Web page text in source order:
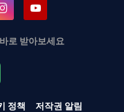
로 받아보세요
정책
저작권 알림